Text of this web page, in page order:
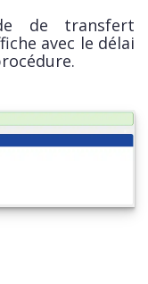
de transfert
avec le délai